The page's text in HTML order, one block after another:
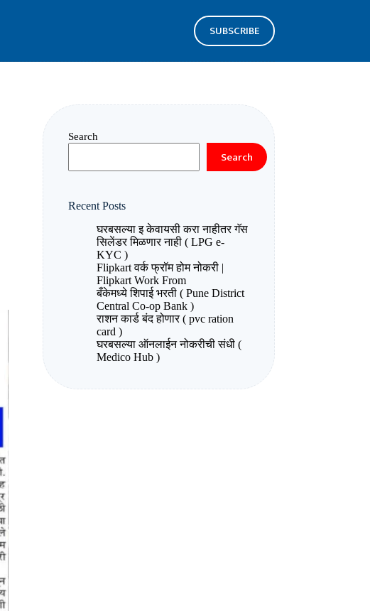
SUBSCRIBE
Search
Search
Recent Posts
घरबसल्या इ केवायसी करा नाहीतर गॅस
सिलेंडर मिळणार नाही ( LPG e-
KYC )
Flipkart वर्क फ्रॉम होम नोकरी |
Flipkart Work From
बँकेमध्ये शिपाई भरती ( Pune District
Central Co-op Bank )
राशन कार्ड बंद होणार ( pvc ration
card )
घरबसल्या ऑनलाईन नोकरीची संधी (
Medico Hub )